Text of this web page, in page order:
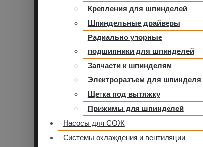
Крепления для шпинделей
Шпиндельные драйверы
Радиально упорные
подшипники для шпинделей
Запчасти к шпинделям
Электроразъем для шпинделя
Щетка под вытяжку
Прижимы для шпинделей
Насосы для СОЖ
Системы охлаждения и вентиляции